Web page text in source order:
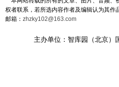
权者联系，若所选内容作者及编辑认为其
邮箱： zhzky102@163.com
主办单位：智库园（北京